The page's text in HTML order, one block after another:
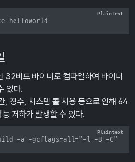
helloworld
32비트 바이너로 컴파일하여 바이너
있다.
, 정수, 시스템 콜 사용 등으로 인해 64
저하가 발생할 수 있다.
build -a -gcflags=all="-l -B -C" -